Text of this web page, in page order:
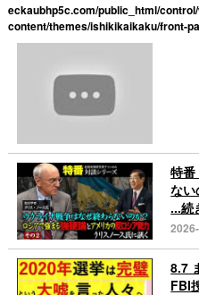
eckaubhp5c.com/public_html/
content/themes/ishikikaikaku/front-
特番
ない
...続
8.7
FBI